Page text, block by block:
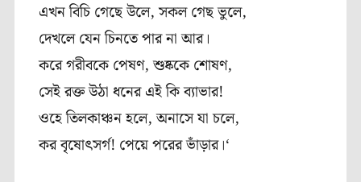
এখনবিচি গেছেউলে,সকল গেছভুলে,
দেখলে যেনচিনতেপারনা আর।
করেগরীবকে পেষণ,শুষ্ককে শোষণ,
সেইরক্তউঠা ধনের এইকিব্যাভার!
ওহেতিলকাঞ্চনহলে,অনাসেযা চলে,
করবৃষোৎসর্গ! পেয়েপরেরভাঁড়ার।‘